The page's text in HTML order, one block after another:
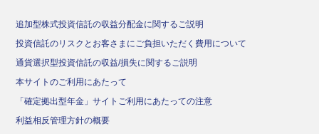
追加型株式投資信託の収益分配金に関するご説明
投資信託のリスクとお客さまにご負担いただく費用について
通貨選択型投資信託の収益/損失に関するご説明
本サイトのご利用にあたって
「確定拠出型年金」サイトご利用にあたっての注意
利益相反管理方針の概要